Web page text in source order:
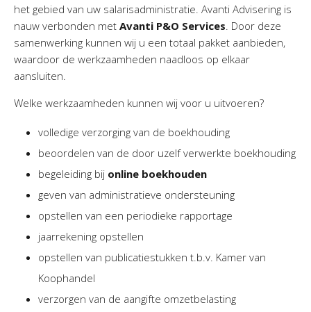
Nieuws&informatie
Nieuwsbrief
Nieuwsoverzicht
Downloads
Contact
AvantiOnline
het gebied van uw salarisadministratie. Avanti Advisering is
nauw verbonden met Avanti P&O Services. Door deze
samenwerking kunnen wij u een totaal pakket aanbieden,
waardoor de werkzaamheden naadloos op elkaar
aansluiten.
Welke werkzaamheden kunnen wij voor u uitvoeren?
volledige verzorging van de boekhouding
beoordelen van de door uzelf verwerkte boekhouding
begeleiding bij online boekhouden
geven van administratieve ondersteuning
opstellen van een periodieke rapportage
jaarrekening opstellen
opstellen van publicatiestukken t.b.v. Kamer van
Koophandel
verzorgen van de aangifte omzetbelasting